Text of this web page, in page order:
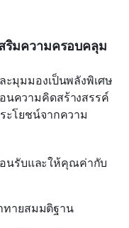
ริมความครอบคลุม
มุมมองเป็นพลังพิเศษ
ความคิดสร้างสรรค์
ะโยชน์จากความ
นรับและให้คุณค่ากับ
ทายสมมติฐาน